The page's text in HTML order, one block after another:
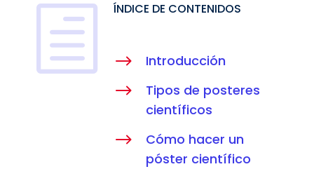
h ÍNDICE DE CONTENIDOS
$ Introducción
$
Tipos de posteres
científicos
$
Cómo hacer un
póster científico